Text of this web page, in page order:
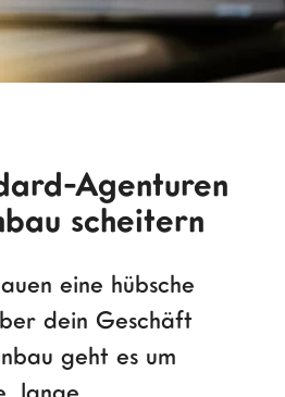
Agenturen
scheitern
eine hübsche
dein Geschäft
geht es um